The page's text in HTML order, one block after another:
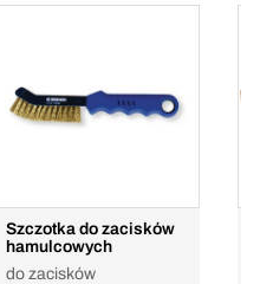
Szczotka do zacisków
hamulcowych
do zacisków